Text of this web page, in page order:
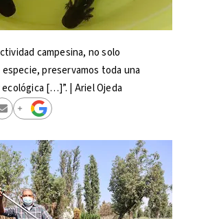
campesina, no solo
preservamos toda una
[…]”. | Ariel Ojeda